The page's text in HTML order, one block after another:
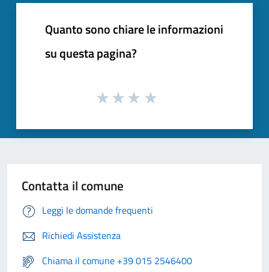
Quanto sono chiare le informazioni
su questa pagina?
Contatta il comune
Leggi le domande frequenti
Richiedi Assistenza
Chiama il comune +39 015 2546400